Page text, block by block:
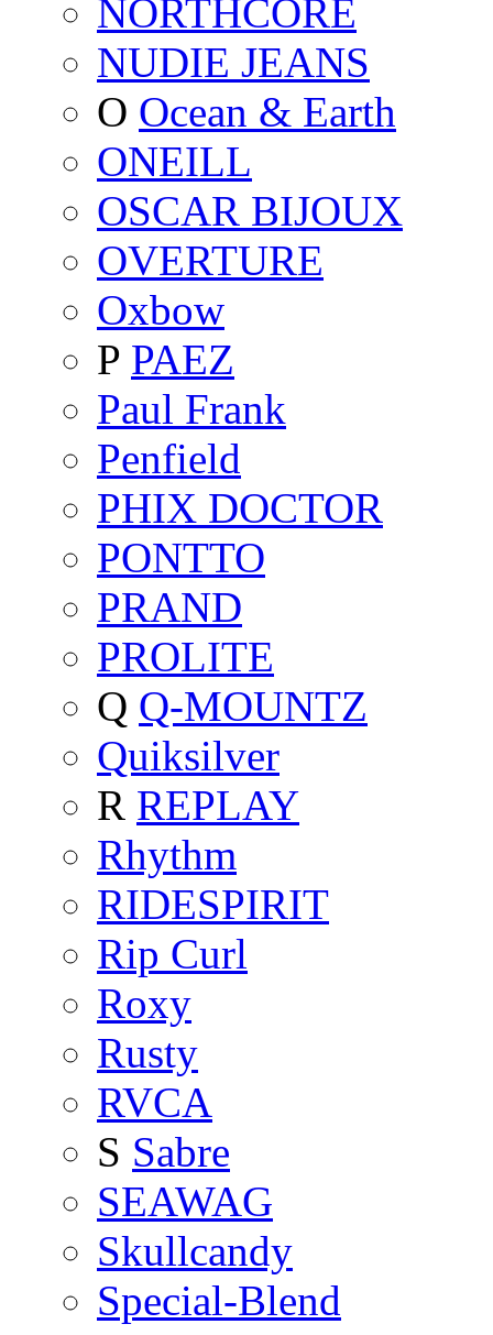
NORTHCORE
NUDIE JEANS
O Ocean & Earth
ONEILL
OSCAR BIJOUX
OVERTURE
Oxbow
P PAEZ
Paul Frank
Penfield
PHIX DOCTOR
PONTTO
PRAND
PROLITE
Q Q-MOUNTZ
Quiksilver
R REPLAY
Rhythm
RIDESPIRIT
Rip Curl
Roxy
Rusty
RVCA
S Sabre
SEAWAG
Skullcandy
Special-Blend